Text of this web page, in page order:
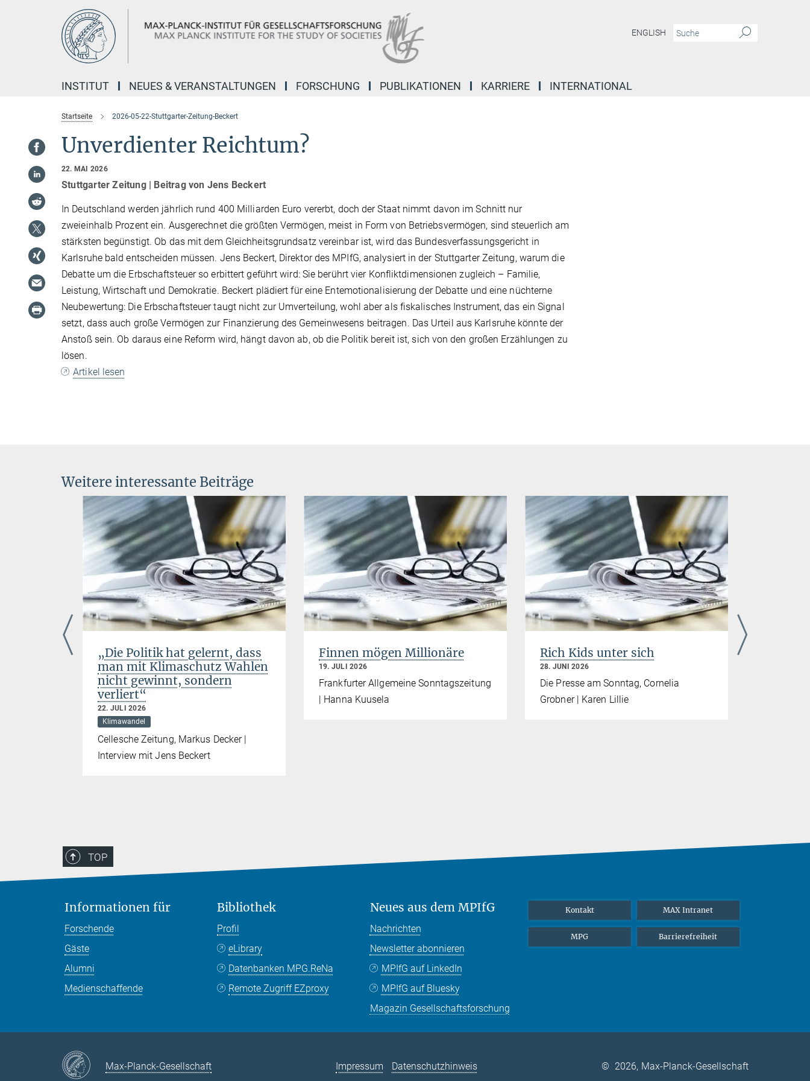
ENGLISH
INSTITUT NEUES & VERANSTALTUNGEN FORSCHUNG PUBLIKATIONEN KARRIERE INTERNATIONAL
Startseite 2026-05-22-Stuttgarter-Zeitung-Beckert
Unverdienter Reichtum?
22. MAI 2026
Stuttgarter Zeitung | Beitrag von Jens Beckert
In Deutschland werden jährlich rund 400 Milliarden Euro vererbt, doch der Staat nimmt davon im Schnitt nur
zweieinhalb Prozent ein. Ausgerechnet die größten Vermögen, meist in Form von Betriebsvermögen, sind steuerlich am
stärksten begünstigt. Ob das mit dem Gleichheitsgrundsatz vereinbar ist, wird das Bundesverfassungsgericht in
Karlsruhe bald entscheiden müssen. Jens Beckert, Direktor des MPIfG, analysiert in der Stuttgarter Zeitung, warum die
Debatte um die Erbschaftsteuer so erbittert geführt wird: Sie berührt vier Konfliktdimensionen zugleich – Familie,
Leistung, Wirtschaft und Demokratie. Beckert plädiert für eine Entemotionalisierung der Debatte und eine nüchterne
Neubewertung: Die Erbschaftsteuer taugt nicht zur Umverteilung, wohl aber als fiskalisches Instrument, das ein Signal
setzt, dass auch große Vermögen zur Finanzierung des Gemeinwesens beitragen. Das Urteil aus Karlsruhe könnte der
Anstoß sein. Ob daraus eine Reform wird, hängt davon ab, ob die Politik bereit ist, sich von den großen Erzählungen zu
lösen.
Artikel lesen
Weitere interessante Beiträge
„Die Politik hat gelernt, dass
man mit Klimaschutz Wahlen
nicht gewinnt, sondern
verliert“
22. JULI 2026
Klimawandel
Cellesche Zeitung, Markus Decker |
Interview mit Jens Beckert
Finnen mögen Millionäre
19. JULI 2026
Frankfurter Allgemeine Sonntagszeitung
| Hanna Kuusela
Rich Kids unter sich
28. JUNI 2026
Die Presse am Sonntag, Cornelia
Grobner | Karen Lillie
TOP
Informationen für
Forschende
Gäste
Alumni
Medienschaffende
Bibliothek
Profil
eLibrary
Datenbanken MPG.ReNa
Remote Zugriff EZproxy
Neues aus dem MPIfG
Nachrichten
Newsletter abonnieren
MPIfG auf LinkedIn
MPIfG auf Bluesky
Magazin Gesellschaftsforschung
Kontakt MAX Intranet
MPG Barrierefreiheit
Max-Planck-Gesellschaft Impressum Datenschutzhinweis © 2026, Max-Planck-Gesellschaft